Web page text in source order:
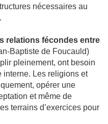
nécessaires au
relations fécondes entre
Baptiste de Foucauld)
pleinement, ont besoin
interne. Les religions et
opérer une
et même de
terrains d’exercices pour